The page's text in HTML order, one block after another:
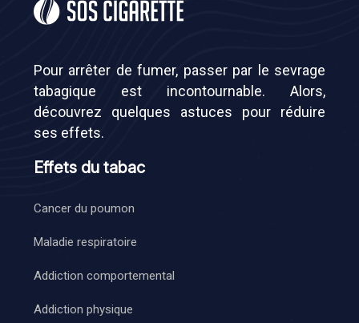
Pour arrêter de fumer, passer par le sevrage
tabagique est incontournable. Alors,
découvrez quelques astuces pour réduire
ses effets.
Effets du tabac
Cancer du poumon
Maladie respiratoire
Addiction comportemental
Addiction physique